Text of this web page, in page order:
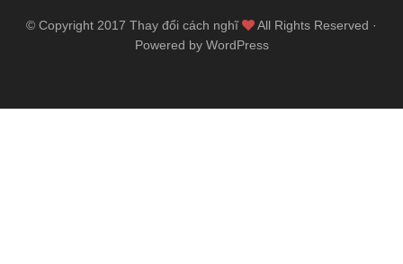
© Copyright 2017 Thay đổi cách nghĩ
All Rights Reserved ·
Powered by WordPress